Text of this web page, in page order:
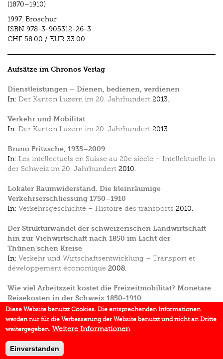
(1870–1910)
1997. Broschur
ISBN 978-3-905312-26-3
CHF 58.00 / EUR 33.00
Aufsätze im Chronos Verlag
Dienstleistungen – Dienen, bedienen, verdienen
In: Der Kanton Luzern im 20. Jahrhundert 2013.
Verkehr und Mobilität
In: Der Kanton Luzern im 20. Jahrhundert 2013.
Bruno Fritzsche, 1935–2009
In: Les intellectuels en Suisse au 20e siècle – Intellektuelle in
der Schweiz im 20. Jahrhundert 2010.
Lokaler Raumwiderstand. Die kleinräumige
Verkehrserschliessung 1750–1910
In: Verkehrsgeschichte – Histoire des transports 2010.
Der Strukturwandel der schweizerischen Landwirtschaft
hin zur Viehwirtschaft nach 1850 im Licht der
Thünen'schen Kreise
In: Verkehr und Wirtschaftsentwicklung – Transport et
développement économique 2008.
Wie viel Arbeitszeit kostet die Freizeitmobilität? Monetäre
Reisekosten in der Schweiz 1850-1910
In:Freizeit und Vergnügen vom 14. bis 20. Jahrhundert 2005.
Die internationale Erreichbarkeit von Schweizer
In:Die Internationalität der Eisenbahn 1850–1970
Diese Website benutzt Cookies. Die entsprechenden Informationen
werden nur für die Verbesserung der Website benutzt und nicht an Dritte
weitergegeben. Weitere Informationen
Einverstanden